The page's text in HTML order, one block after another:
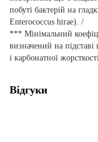
побуті бактерій на
Enterococcus hirae). /
*** Мінімальний
визначений на підставі
і карбонатної
Відгуки